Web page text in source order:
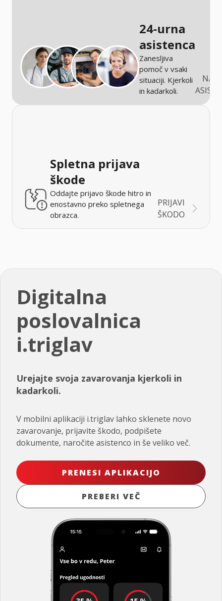
24-urna
asistenca
Zanesljiva
pomoč v vsaki
situaciji. Kjerkoli
in kadarkoli.
Spletna prijava
škode
Oddajte prijavo škode hitro in
enostavno preko spletnega
obrazca.
PRIJAVI
ŠKODO
Digitalna
poslovalnica
i.triglav
Urejajte svoja zavarovanja kjerkoli in
kadarkoli.
V mobilni aplikaciji i.triglav lahko sklenete novo
zavarovanje, prijavite škodo, podpišete
dokumente, naročite asistenco in še veliko več.
PRENESI APLIKACIJO
PREBERI VEČ